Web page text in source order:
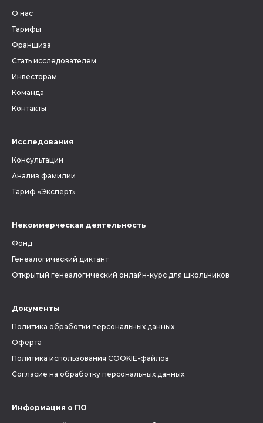
О нас
Тарифы
Франшиза
Стать исследователем
Инвесторам
Команда
Контакты
Исследования
Консультации
Анализ фамилии
Тариф «Эксперт»
Некоммерческая деятельность
Фонд
Генеалогический диктант
Открытый генеалогический онлайн-курс для школьников
Документы
Политика обработки персональных данных
Оферта
Политика использования COOKIE-файлов
Согласие на обработку персональных данных
Информация о ПО